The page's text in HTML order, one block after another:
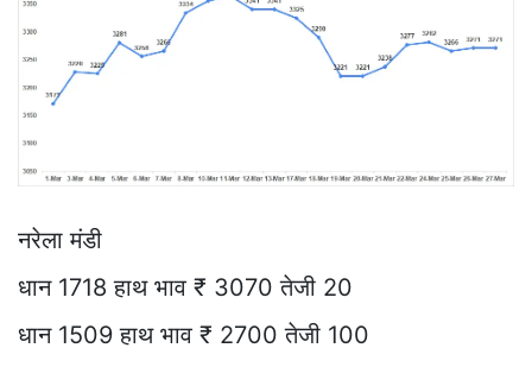
नरेला मंडी
धान 1718 हाथ भाव ₹ 3070 तेजी 20
धान 1509 हाथ भाव ₹ 2700 तेजी 100